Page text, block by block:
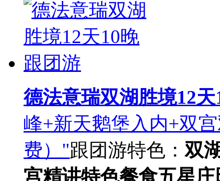
德法意瑞双湖胜境12
峰+新天鹅堡入内+双
费）"跟团游特色：双
宫精讲特色餐食五星